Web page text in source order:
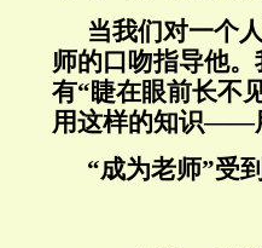
当我们对一个
师的口吻指导他
有“睫在眼前长不
用这样的知识——
“成为老师”受